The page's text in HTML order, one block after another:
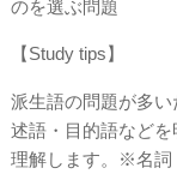
のを選ぶ問題
【Study tips】
派生語の問題が多い
述語・目的語など
理解します。※名詞